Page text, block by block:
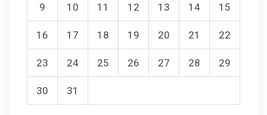
9 10 11 12 13 14 15
16 17 18 19 20 21 22
23 24 25 26 27 28 29
30 31